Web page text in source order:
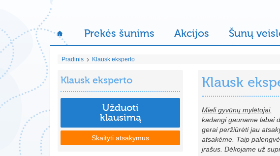
Prekės šunims Akcijos Šunų
Pradinis Klausk eksperto
Klausk eksperto
Užduoti
klausimą
Skaityti atsakymus
Klausk
Mieli gyvūnų mylėtojai,
kadangi gauname labai
gerai peržiūrėti jau
atsakėme. Taip
įrašus. Dėkojame už